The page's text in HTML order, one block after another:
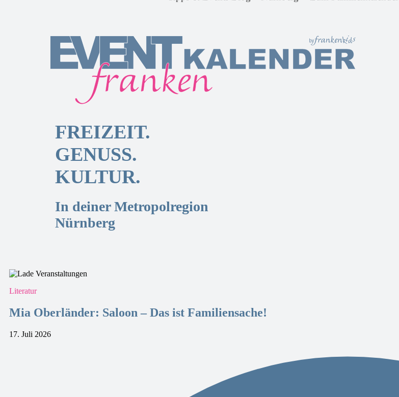
FREIZEIT.
GENUSS.
KULTUR.
In deiner Metropolregion
Nürnberg
Literatur
Mia Oberländer: Saloon – Das ist Familiensache!
17. Juli 2026